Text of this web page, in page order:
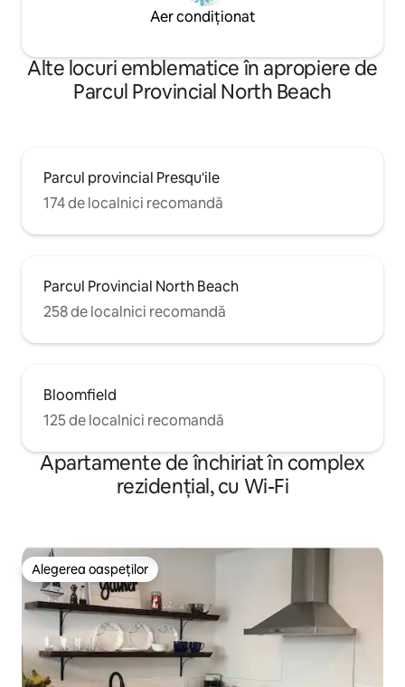
Aer condiționat
Alte locuri emblematice în apropiere de
Parcul Provincial North Beach
Parcul provincial Presqu'ile
174 de localnici recomandă
Parcul Provincial North Beach
258 de localnici recomandă
Bloomfield
125 de localnici recomandă
Apartamente de închiriat în complex
rezidențial, cu Wi-Fi
Alegerea oaspeților
Alegerea oaspeților